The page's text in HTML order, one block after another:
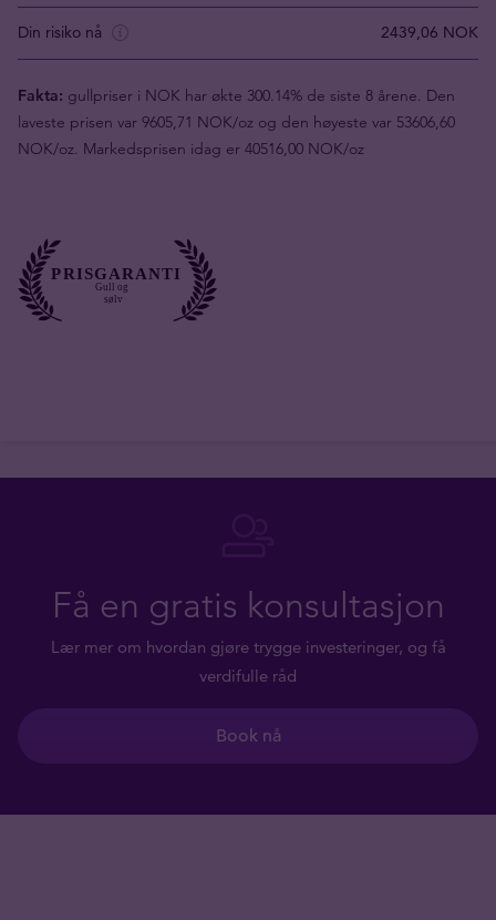
Din risiko nå 2439,06 NOK
Fakta: gullpriser i NOK har økte 300.14% de siste 8 årene. Den
laveste prisen var 9605,71 NOK/oz og den høyeste var 53606,60
NOK/oz. Markedsprisen idag er 40516,00 NOK/oz
Få en gratis konsultasjon
Lær mer om hvordan gjøre trygge investeringer, og få
verdifulle råd
Book nå